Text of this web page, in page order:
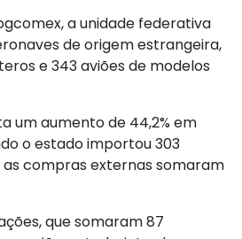
a unidade federativa
de origem estrangeira,
e 343 aviões de modelos
um aumento de 44,2% em
o estado importou 303
as compras externas somaram
que somaram 87